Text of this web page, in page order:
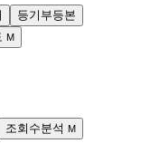
등기부등본
M
조회수분석 M